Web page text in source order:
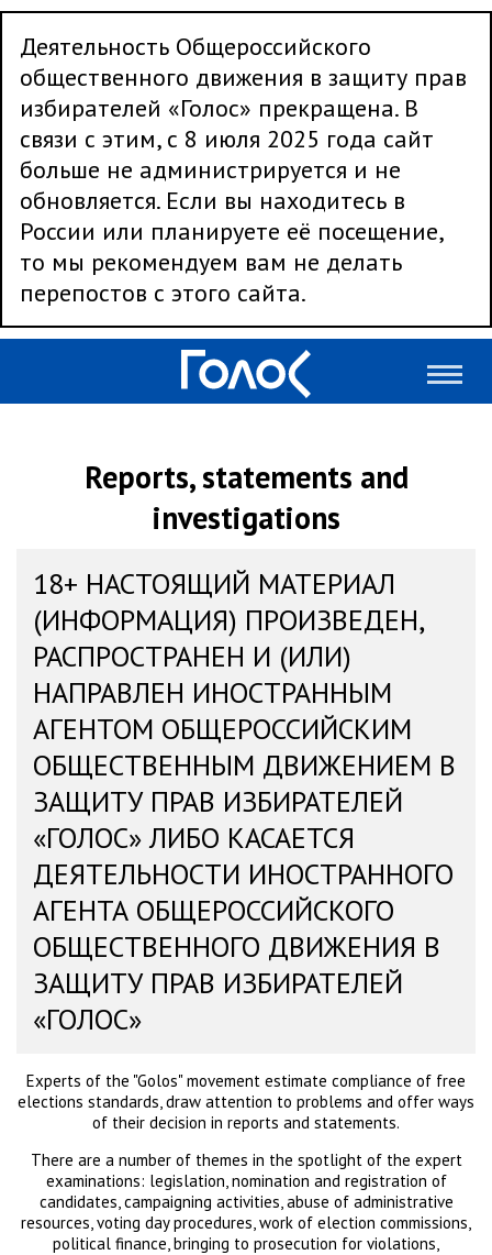
Деятельность Общероссийского
общественного движения в защиту прав
избирателей «Голос» прекращена. В
связи с этим, с 8 июля 2025 года сайт
больше не администрируется и не
обновляется. Если вы находитесь в
России или планируете её посещение,
то мы рекомендуем вам не делать
перепостов с этого сайта.
Reports, statements and
investigations
18+ НАСТОЯЩИЙ МАТЕРИАЛ
(ИНФОРМАЦИЯ) ПРОИЗВЕДЕН,
РАСПРОСТРАНЕН И (ИЛИ)
НАПРАВЛЕН ИНОСТРАННЫМ
АГЕНТОМ ОБЩЕРОССИЙСКИМ
ОБЩЕСТВЕННЫМ ДВИЖЕНИЕМ В
ЗАЩИТУ ПРАВ ИЗБИРАТЕЛЕЙ
«ГОЛОС» ЛИБО КАСАЕТСЯ
ДЕЯТЕЛЬНОСТИ ИНОСТРАННОГО
АГЕНТА ОБЩЕРОССИЙСКОГО
ОБЩЕСТВЕННОГО ДВИЖЕНИЯ В
ЗАЩИТУ ПРАВ ИЗБИРАТЕЛЕЙ
«ГОЛОС»
Experts of the "Golos" movement estimate compliance of free
elections standards, draw attention to problems and offer ways
of their decision in reports and statements.
There are a number of themes in the spotlight of the expert
examinations: legislation, nomination and registration of
candidates, campaigning activities, abuse of administrative
resources, voting day procedures, work of election commissions,
political finance, bringing to prosecution for violations,